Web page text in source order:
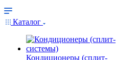
Каталог
Кондиционеры (сплит-